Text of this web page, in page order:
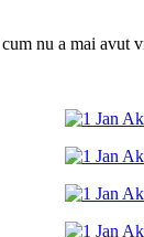
nu a mai avut